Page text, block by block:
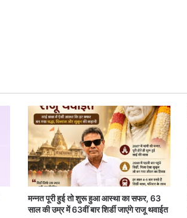
मन्नत पूरी हुई तो शुरू हुआ आस्था का सफर, 63
साल की उम्र में 63वीं बार शिर्डी जाएंगे राजू थवाईत